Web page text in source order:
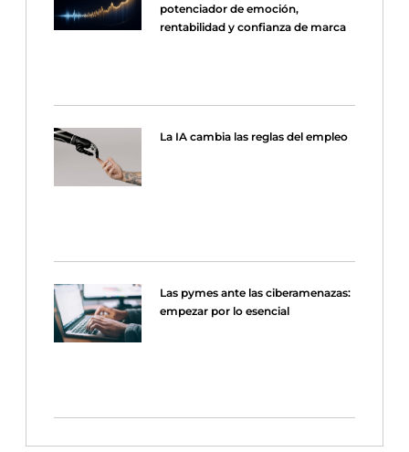
potenciador de emoción,
rentabilidad y confianza de marca
La IA cambia las reglas del empleo
Las pymes ante las ciberamenazas:
empezar por lo esencial